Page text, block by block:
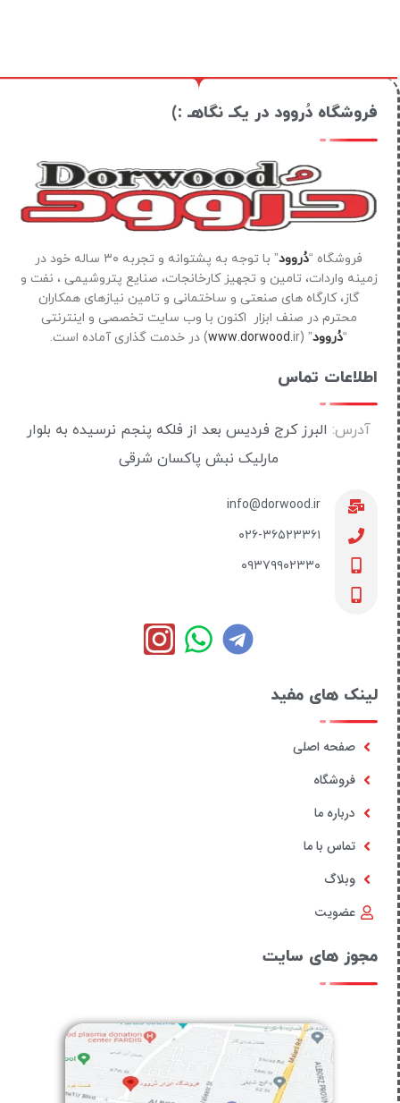
فروشگاه دُروود در یکـ نگاهـ :)
فروشگاه “دُروود
” با توجه به پشتوانه و تجربه ۳۰ ساله خود در
زمینه واردات، تامین و تجهیز کارخانجات، صنایع پتروشیمی ، نفت و
گاز، کارگاه های صنعتی و ساختمانی و تامین نیازهای همکاران
محترم در صنف ابزار اکنون با وب سایت تخصصی و اینترنتی
“دُروود” (
www.dorwood.ir) در خدمت گذاری آماده است.
اطلاعات تماس
آدرس: البرز کرج فردیس بعد از فلکه پنجم نرسیده به بلوار
مارلیک نبش پاکسان شرقی
info@dorwood.ir
۰۲۶-۳۶۵۲۳۳۶۱
۰۹۳۷۹۹۰۲۳۳۰
لینک های مفید
صفحه اصلی
فروشگاه
درباره ما
تماس با ما
وبلاگ
عضویت
مجوز های سایت